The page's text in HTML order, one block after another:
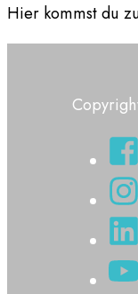
Hier kommst du